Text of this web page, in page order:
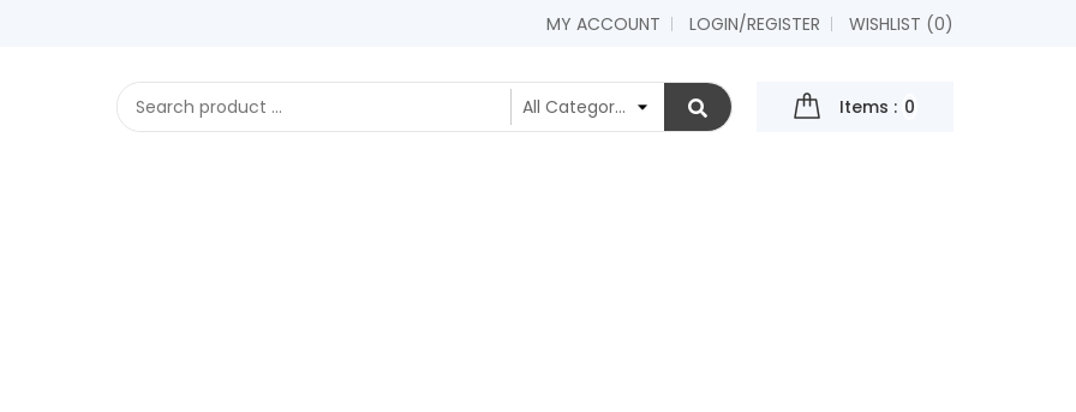
MY ACCOUNT LOGIN/REGISTER WISHLIST (0)
Items : 0